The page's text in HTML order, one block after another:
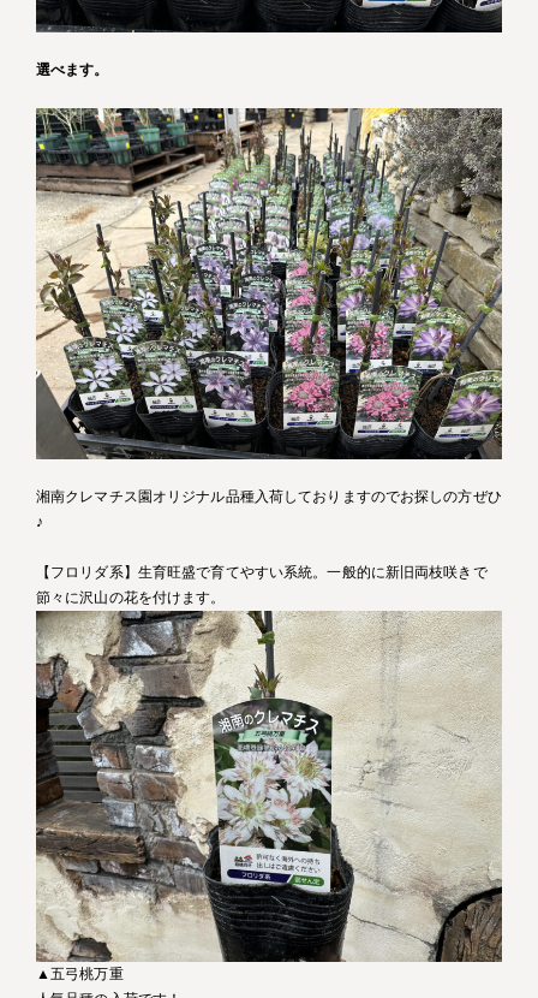
選べます。
湘南クレマチス園オリジナル品種入荷しておりますのでお探しの方ぜひ
♪
【フロリダ系】生育旺盛で育てやすい系統。一般的に新旧両枝咲きで
節々に沢山の花を付けます。
▲五弓桃万重